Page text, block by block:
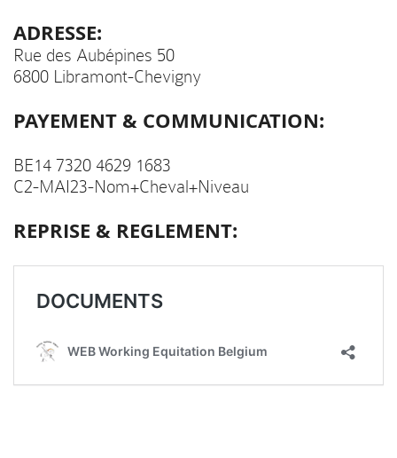
ADRESSE:
Rue des Aubépines 50
6800 Libramont-Chevigny
PAYEMENT & COMMUNICATION:
BE14 7320 4629 1683
C2-MAI23-Nom+Cheval+Niveau
REPRISE & REGLEMENT: